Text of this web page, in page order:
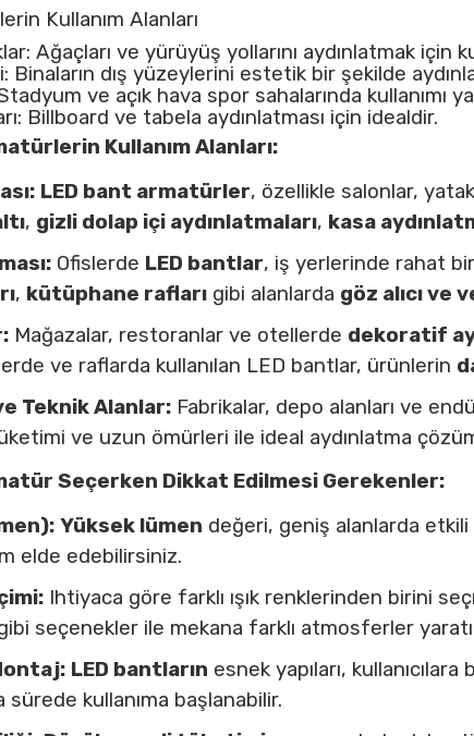
Kullanım Alanları
Ağaçları ve yürüyüş yollarını aydınlatmak için
Binaların dış yüzeylerini estetik bir şekilde
ve açık hava spor sahalarında kullanımı
Billboard ve tabela aydınlatması için idealdir.
Kullanım Alanları:
LED bant armatürler, özellikle salonlar,
, gizli dolap içi aydınlatmaları, kasa
Ofislerde LED bantlar, iş yerlerinde rahat bir
, kütüphane rafları gibi alanlarda göz alıcı ve
Mağazalar, restoranlar ve otellerde dekoratif
ve raflarda kullanılan LED bantlar, ürünlerin
Teknik Alanlar: Fabrikalar, depo alanları ve
ve uzun ömürleri ile ideal aydınlatma
Seçerken Dikkat Edilmesi Gerekenler:
Yüksek lümen değeri, geniş alanlarda etkili
elde edebilirsiniz.
Ihtiyaca göre farklı ışık renklerinden birini
seçenekler ile mekana farklı atmosferler
LED bantların esnek yapıları,
sürede kullanıma başlanabilir.